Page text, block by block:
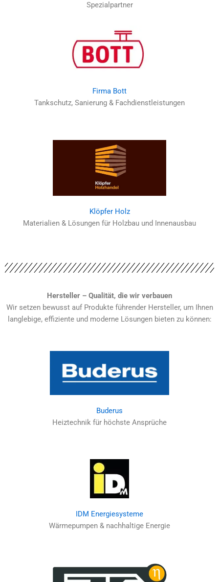
Spezialpartner
Firma Bott
Tankschutz, Sanierung & Fachdienstleistungen
Klöpfer Holz
Materialien & Lösungen für Holzbau und Innenausbau
Hersteller – Qualität, die wir verbauen
Wir setzen bewusst auf Produkte führender Hersteller, um Ihnen
langlebige, effiziente und moderne Lösungen bieten zu können:
Buderus
Heiztechnik für höchste Ansprüche
IDM Energiesysteme
Wärmepumpen & nachhaltige Energie